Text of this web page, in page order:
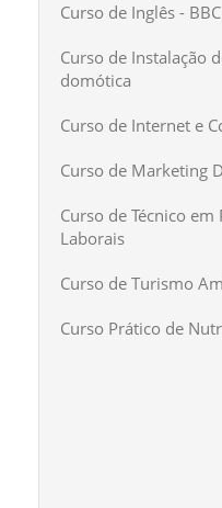
Curso de Inglês -
Curso de Instalação
domótica
Curso de Internet e
Curso de Marketing
Curso de Técnico em
Laborais
Curso de Turismo
Curso Prático de